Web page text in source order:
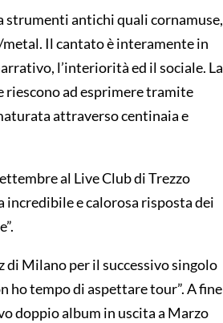
strumenti antichi quali cornamuse,
Il cantato è interamente in
l’interiorità ed il sociale. La
riescono ad esprimere tramite
attraverso centinaia e
al Live Club di Trezzo
incredibile e calorosa risposta dei
di Milano per il successivo singolo
ho tempo di aspettare tour”. A fine
doppio album in uscita a Marzo